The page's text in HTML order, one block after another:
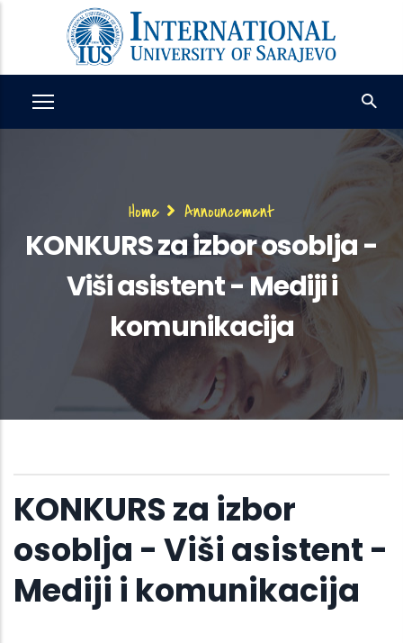
content
Breadcrumb
Home Announcement
KONKURS za izbor osoblja -
Viši asistent - Mediji i
komunikacija
KONKURS za izbor
osoblja - Viši asistent -
Mediji i komunikacija